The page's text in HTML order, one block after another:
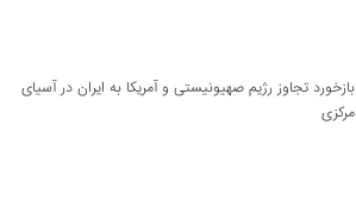
​بازخورد تجاوز رژیم صهیونیستی و آمریکا به ایران در آسیای
مرکزی